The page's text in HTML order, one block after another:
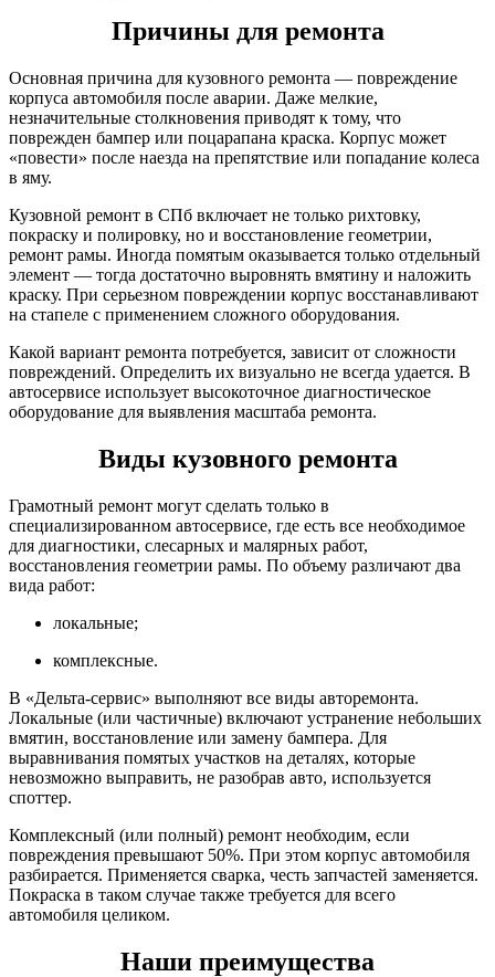
Причины для ремонта
Основная причина для кузовного ремонта — повреждение
корпуса автомобиля после аварии. Даже мелкие,
незначительные столкновения приводят к тому, что
поврежден бампер или поцарапана краска. Корпус может
«повести» после наезда на препятствие или попадание колеса
в яму.
Кузовной ремонт в СПб включает не только рихтовку,
покраску и полировку, но и восстановление геометрии,
ремонт рамы. Иногда помятым оказывается только отдельный
элемент — тогда достаточно выровнять вмятину и наложить
краску. При серьезном повреждении корпус восстанавливают
на стапеле с применением сложного оборудования.
Какой вариант ремонта потребуется, зависит от сложности
повреждений. Определить их визуально не всегда удается. В
автосервисе использует высокоточное диагностическое
оборудование для выявления масштаба ремонта.
Виды кузовного ремонта
Грамотный ремонт могут сделать только в
специализированном автосервисе, где есть все необходимое
для диагностики, слесарных и малярных работ,
восстановления геометрии рамы. По объему различают два
вида работ:
локальные;
комплексные.
В «Дельта-сервис» выполняют все виды авторемонта.
Локальные (или частичные) включают устранение небольших
вмятин, восстановление или замену бампера. Для
выравнивания помятых участков на деталях, которые
невозможно выправить, не разобрав авто, используется
споттер.
Комплексный (или полный) ремонт необходим, если
повреждения превышают 50%. При этом корпус автомобиля
разбирается. Применяется сварка, честь запчастей заменяется.
Покраска в таком случае также требуется для всего
автомобиля целиком.
Наши преимущества